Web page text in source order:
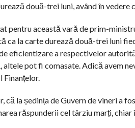
două-trei luni, având în
pentru această vară de prim-
ca la carte durează două-trei luni
eficientizare a respectivelor
pot fi comasate. Adică avem
Finanțelor.
că la ședința de Guvern de vineri a
răspunderii cel târziu marți, chiar